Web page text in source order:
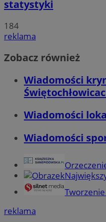
statystyki
184
reklama
Zobacz również
Wiadomości
Wiadomości
Wiadomości
reklama